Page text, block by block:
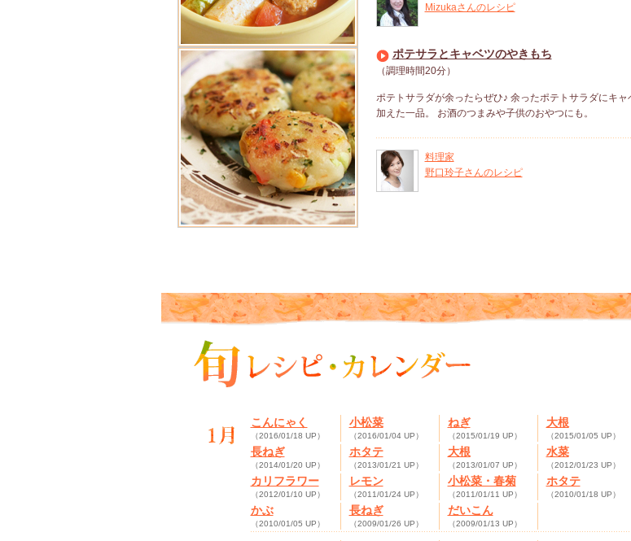
Mizukaさんのレシピ
ポテサラとキャベツのやきもち
（調理時間20分）
ポテトサラダが余ったらぜひ♪ 余ったポテトサラダにキャ
加えた一品。 お酒のつまみや子供のおやつにも。
料理家
野口玲子さんのレシピ
こんにゃく
（2016/01/18 UP）
小松菜
（2016/01/04 UP）
ねぎ
（2015/01/19 UP）
大根
（2015/01/05 UP）
長ねぎ
（2014/01/20 UP）
ホタテ
（2013/01/21 UP）
大根
（2013/01/07 UP）
水菜
（2012/01/23 UP）
カリフラワー
（2012/01/10 UP）
レモン
（2011/01/24 UP）
小松菜・春菊
（2011/01/11 UP）
ホタテ
（2010/01/18 UP）
かぶ
（2010/01/05 UP）
長ねぎ
（2009/01/26 UP）
だいこん
（2009/01/13 UP）